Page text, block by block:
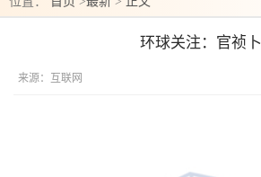
环球关注：官祯卜
来源：互联网